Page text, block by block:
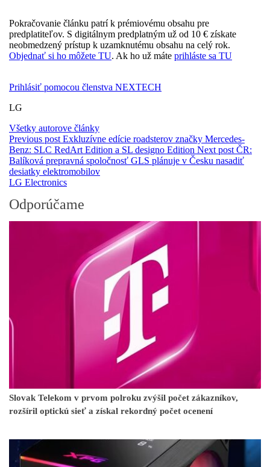
Pokračovanie článku patrí k prémiovému obsahu pre
predplatiteľov. S digitálnym predplatným už od 10 € získate
neobmedzený prístup k uzamknutému obsahu na celý rok.
Objednať si ho môžete TU. Ak ho už máte prihláste sa TU
Prihlásiť pomocou členstva NEXTECH
LG
Všetky autorove články
Previous post Exkluzívne edície roadsterov značky Mercedes-
Benz: SLC RedArt Edition a SL designo Edition Next post ČR:
Balíková prepravná spoločnosť GLS plánuje v Česku nasadiť
desiatky elektromobilov
LG Electronics
Odporúčame
Slovak Telekom v prvom polroku zvýšil počet zákazníkov,
rozšíril optickú sieť a získal rekordný počet ocenení